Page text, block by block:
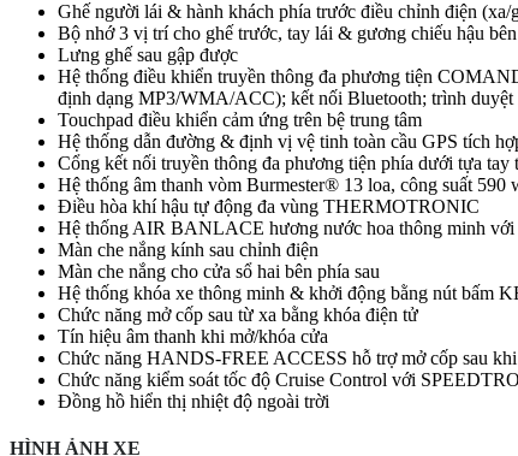
Ghế người lái & hành khách phía trước điều chỉnh điện
Bộ nhớ 3 vị trí cho ghế trước, tay lái & gương chiếu hậu
Lưng ghế sau gập được
Hệ thống điều khiển truyền thông đa phương tiện
định dạng MP3/WMA/ACC); kết nối Bluetooth; trình
Touchpad điều khiển cảm ứng trên bệ trung tâm
Hệ thống dẫn đường & định vị vệ tinh toàn cầu GPS tích
Cổng kết nối truyền thông đa phương tiện phía dưới tựa
Hệ thống âm thanh vòm Burmester® 13 loa, công suất 590
Điều hòa khí hậu tự động đa vùng THERMOTRONIC
Hệ thống AIR BANLACE hương nước hoa thông minh với
Màn che nắng kính sau chỉnh điện
Màn che nắng cho cửa sổ hai bên phía sau
Hệ thống khóa xe thông minh & khởi động bằng nút bấm
Chức năng mở cốp sau từ xa bằng khóa điện tử
Tín hiệu âm thanh khi mở/khóa cửa
Chức năng HANDS-FREE ACCESS hỗ trợ mở cốp sau
Chức năng kiểm soát tốc độ Cruise Control với
Đồng hồ hiển thị nhiệt độ ngoài trời
HÌNH ẢNH XE